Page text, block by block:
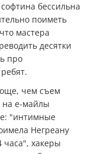
бессильна
поиметь
мастера
десятки
про
чем съем
на е-майлы
"интимные
Негреану
часа", хакеры